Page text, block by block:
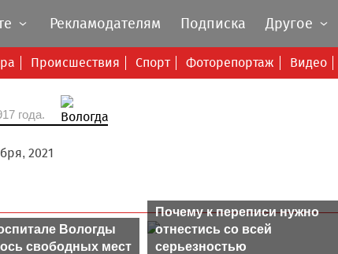
Происшествия Спорт Фоторепортаж Видео
Рекламодателям Подписка Другое
года.
2021
Вологды
свободных мест
Почему к переписи нужно
отнестись со всей
серьезностью